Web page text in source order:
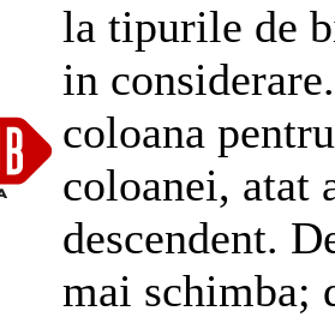
la tipurile de
in
coloana
coloanei, atat
descendent.
mai schimba;